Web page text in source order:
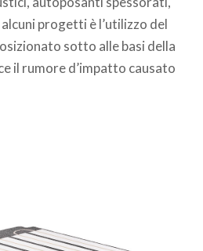
progetti è l’utilizzo del
sotto alle basi della
il rumore d’impatto causato